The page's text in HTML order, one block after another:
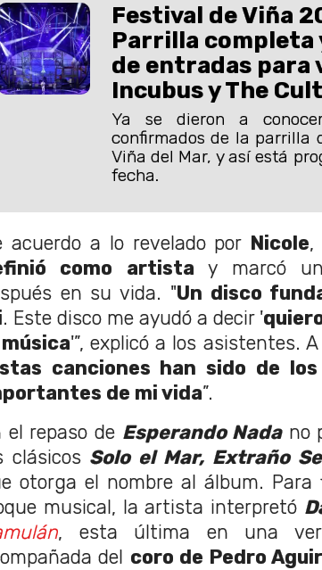
Festival de Viña
Parrilla completa
de entradas para
Incubus y The Cult
Ya se dieron a
confirmados de la parrilla
Viña del Mar, y así está
fecha.
acuerdo a lo revelado por Nicole,
como artista y marcó
en su vida. "Un disco
. Este disco me ayudó a decir '
'”, explicó a los asistentes.
canciones han sido de
de mi vida”.
el repaso de Esperando Nada no
clásicos Solo el Mar, Extraño
otorga el nombre al álbum. Para
musical, la artista interpretó
, esta última en una
del coro de Pedro